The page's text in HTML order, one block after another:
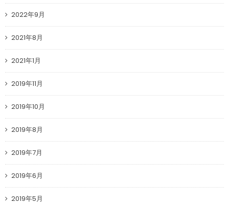
2022年9月
2021年8月
2021年1月
2019年11月
2019年10月
2019年8月
2019年7月
2019年6月
2019年5月